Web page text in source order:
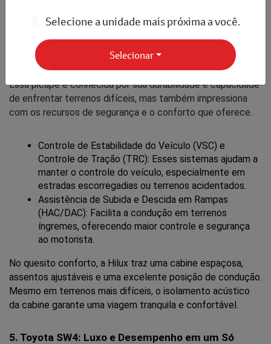
Para quem precisa de um veículo robusto sem abrir mão de
segurança e conforto, aToyota Hiluxé a escolha perfeita.
Essa picape é conhecida por sua durabilidade e capacidade
de enfrentar terrenos difíceis, mas também impressiona
com os recursos de segurança e o conforto que oferece.
Controle de Estabilidade do Veículo (VSC) e
Controle de Tração (TRC): Esses sistemas ajudam a
manter o controle do veículo, especialmente em
estradas escorregadias ou terrenos acidentados.
Assistência de Subida e Descida em Rampas
(HAC/DAC): Facilita a condução em terrenos
íngremes, oferecendo maior controle e segurança
ao motorista.
No quesito conforto, a Hilux traz uma cabine espaçosa,
assentos ajustáveis e uma excelente posição de condução.
Mesmo em terrenos mais difíceis, o isolamento acústico
da cabine garante uma viagem tranquila e confortável.
5. Toyota SW4: Luxo e Desempenho em um Só
Selecione a unidade mais próxima a você.
Selecionar